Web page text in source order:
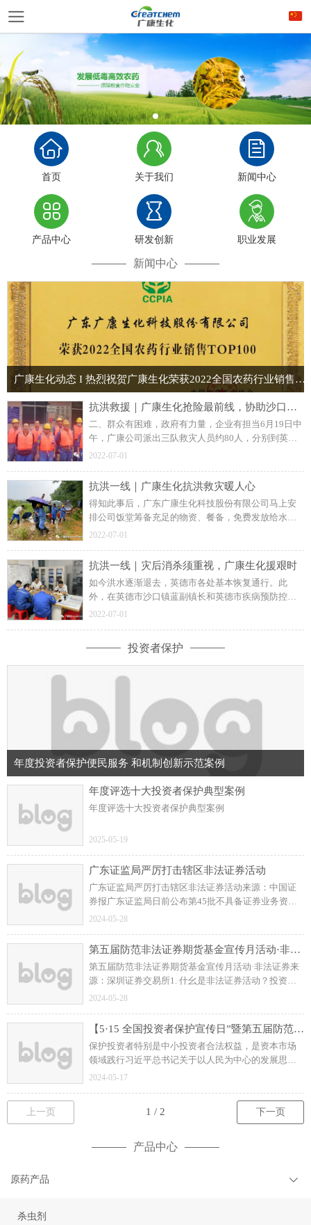
首页 关于我们 新闻中心
产品中心 研发创新 职业发展
新闻中心
广康生化动态 I 热烈祝贺广康生化荣获2022全国农药行业销售TOP100称号
抗洪救援｜广康生化抢险最前线，协助沙口镇府全力救援
二、群众有困难，政府有力量，企业有担当6月19日中
午，广康公司派出三队救灾人员约80人，分别到英德
市沙口镇三个地方进行抢险救灾，其中包括红丰村、
2022-07-01
抗洪一线｜广康生化抗洪救灾暖人心
得知此事后，广东广康生化科技股份有限公司马上安
排公司饭堂筹备充足的物资、餐备，免费发放给水灾
期间周边受灾居民，希望让群众感受到灾难无情、人
2022-07-01
抗洪一线｜灾后消杀须重视，广康生化援艰时
如今洪水逐渐退去，英德市各处基本恢复通行。此
外，在英德市沙口镇蓝副镇长和英德市疾病预防控制
中心工作人员的指导下，广康生化立即组织约36人的
2022-07-01
投资者保护
年度投资者保护便民服务 和机制创新示范案例
年度评选十大投资者保护典型案例
年度评选十大投资者保护典型案例
2025-05-19
广东证监局严厉打击辖区非法证券活动
广东证监局严厉打击辖区非法证券活动来源：中国证
券报广东证监局日前公布第45批不具备证券业务资质
的机构名单，涉及24家被举报从事非法证券活动的机
关；
2024-05-28
第五届防范非法证券期货基金宣传月活动·非法证券
第五届防范非法证券期货基金宣传月活动·非法证券来
源：深圳证券交易所1. 什幺是非法证券活动？投资者
买卖股票只能在依法设立的证券交易场所进行，不能
透支交易。
2024-05-28
【5·15 全国投资者保护宣传日”暨第五届防范非法证券期货基金宣传月】吴清主席在 2024 年“5·15 全国投资者保护宣传日”活动上的致辞
保护投资者特别是中小投资者合法权益，是资本市场
领域践行习近平总书记关于以人民为中心的发展思想
的具体体现。我们将一以贯之抓好落实，把投资者保
2024-05-17
上一页 下一页
产品中心
原药产品
杀虫剂